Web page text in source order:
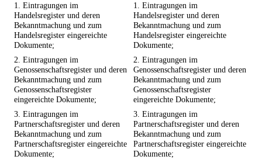
1. Eintragungen im
Handelsregister und deren
Bekanntmachung und zum
Handelsregister eingereichte
Dokumente;
1. Eintragungen im
Handelsregister und deren
Bekanntmachung und zum
Handelsregister eingereichte
Dokumente;
2. Eintragungen im
Genossenschaftsregister und deren
Bekanntmachung und zum
Genossenschaftsregister
eingereichte Dokumente;
2. Eintragungen im
Genossenschaftsregister und deren
Bekanntmachung und zum
Genossenschaftsregister
eingereichte Dokumente;
3. Eintragungen im
Partnerschaftsregister und deren
Bekanntmachung und zum
Partnerschaftsregister eingereichte
Dokumente;
3. Eintragungen im
Partnerschaftsregister und deren
Bekanntmachung und zum
Partnerschaftsregister eingereichte
Dokumente;